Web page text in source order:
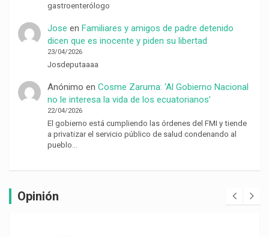
gastroenterólogo
Jose en Familiares y amigos de padre detenido
dicen que es inocente y piden su libertad
23/04/2026
Josdeputaaaa
Anónimo en Cosme Zaruma: ‘Al Gobierno Nacional
no le interesa la vida de los ecuatorianos’
22/04/2026
El gobierno está cumpliendo las órdenes del FMI y tiende
a privatizar el servicio público de salud condenando al
pueblo…
Opinión